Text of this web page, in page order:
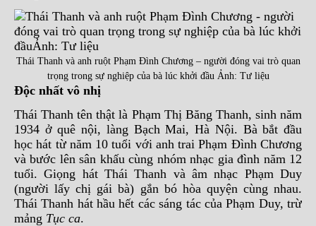
Thái Thanh và anh ruột Phạm Đình Chương – người đóng vai trò quan
trọng trong sự nghiệp của bà lúc khởi đầu Ảnh: Tư liệu
Ðộc nhất vô nhị
Thái Thanh tên thật là Phạm Thị Băng Thanh, sinh năm
1934 ở quê nội, làng Bạch Mai, Hà Nội. Bà bắt đầu
học hát từ năm 10 tuổi với anh trai Phạm Đình Chương
và bước lên sân khấu cùng nhóm nhạc gia đình năm 12
tuổi. Giọng hát Thái Thanh và âm nhạc Phạm Duy
(người lấy chị gái bà) gắn bó hòa quyện cùng nhau.
Thái Thanh hát hầu hết các sáng tác của Phạm Duy, trừ
mảng Tục ca.